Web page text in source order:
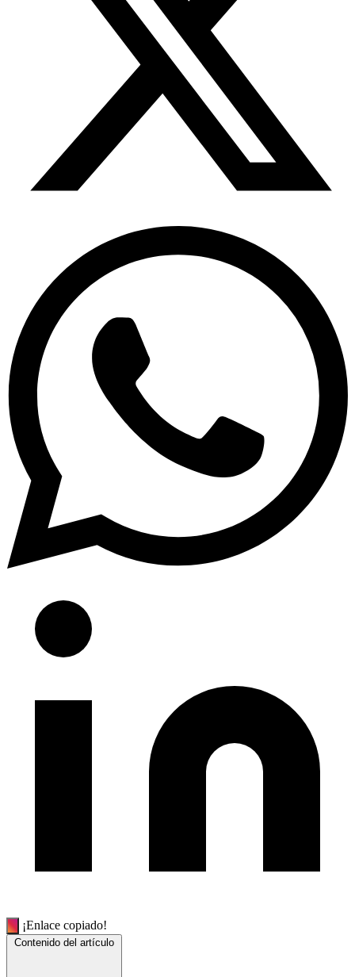
¡Enlace copiado!
Contenido del artículo